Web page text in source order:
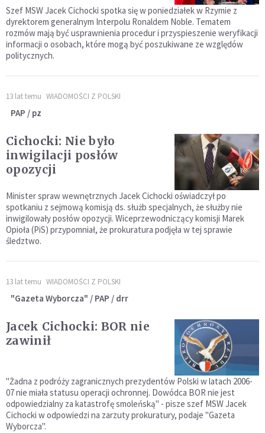
Szef MSW Jacek Cichocki spotka się w poniedziałek w Rzymie z
dyrektorem generalnym Interpolu Ronaldem Noble. Tematem
rozmów mają być usprawnienia procedur i przyspieszenie weryfikacji
informacji o osobach, które mogą być poszukiwane ze względów
politycznych.
13 lat temu WIADOMOŚCI Z POLSKI
PAP / pz
Cichocki: Nie było
inwigilacji posłów
opozycji
Minister spraw wewnętrznych Jacek Cichocki oświadczył po
spotkaniu z sejmową komisją ds. służb specjalnych, że służby nie
inwigilowały posłów opozycji. Wiceprzewodniczący komisji Marek
Opioła (PiS) przypomniał, że prokuratura podjęła w tej sprawie
śledztwo.
13 lat temu WIADOMOŚCI Z POLSKI
"Gazeta Wyborcza" / PAP / drr
Jacek Cichocki: BOR nie
zawinił
"Żadna z podróży zagranicznych prezydentów Polski w latach 2006-
07 nie miała statusu operacji ochronnej. Dowódca BOR nie jest
odpowiedzialny za katastrofę smoleńską" - pisze szef MSW Jacek
Cichocki w odpowiedzi na zarzuty prokuratury, podaje "Gazeta
Wyborcza".